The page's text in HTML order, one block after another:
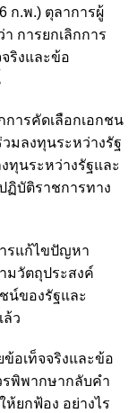
ก.พ.) ตุลาการผู้
การยกเลิกการ
ริงและข้อ
ารคัดเลือกเอกชน
มลงทุนระหว่างรัฐ
ทุนระหว่างรัฐและ
ฏิบัติราชการทาง
รแก้ไขปัญหา
มวัตถุประสงค์
น์ของรัฐและ
ว
อเท็จจริงและข้อ
รพิพากษากลับคำ
ยกฟ้อง อย่างไร